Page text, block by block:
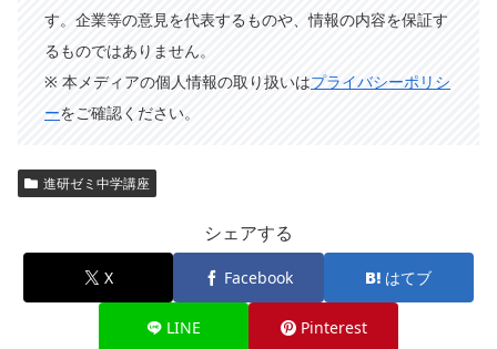
す。企業等の意見を代表するものや、情報の内容を保証す
るものではありません。
※ 本メディアの個人情報の取り扱いはプライバシーポリシ
ーをご確認ください。
進研ゼミ中学講座
シェアする
X Facebook はてブ
LINE Pinterest